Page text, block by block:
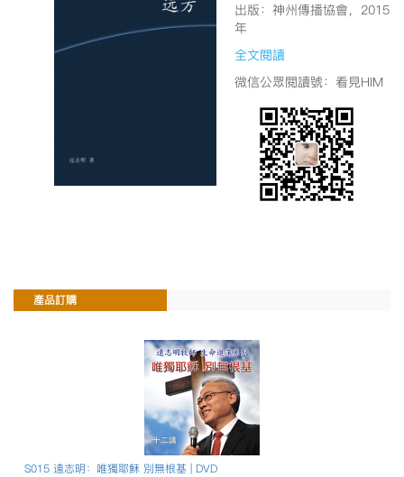
出版：神州傳播協會，2015
年
全文閱讀
微信公眾閱讀號：看見HIM
產品訂購
S015 遠志明：唯獨耶穌 別無根基 | DVD